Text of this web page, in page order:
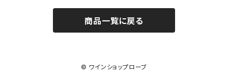
3,000円～4,999円
商品一覧に戻る
© ワインショップローブ